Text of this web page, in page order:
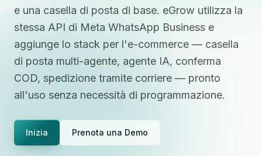
e una casella di posta di base. eGrow utilizza la
stessa API di Meta WhatsApp Business e
aggiunge lo stack per l'e-commerce — casella
di posta multi-agente, agente IA, conferma
COD, spedizione tramite corriere — pronto
all'uso senza necessità di programmazione.
Inizia Prenota una Demo